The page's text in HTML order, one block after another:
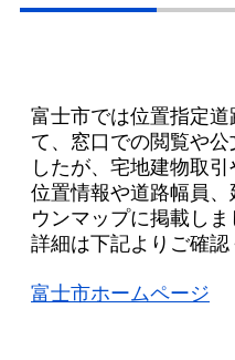
富士市では位置指定
て、窓口での閲覧や
したが、宅地建物取
位置情報や道路幅員
ウンマップに掲載しま
詳細は下記よりご確認
富士市ホームページ